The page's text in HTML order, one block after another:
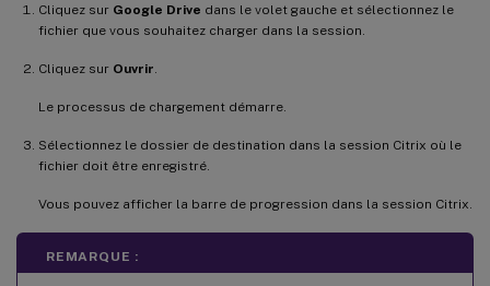
Cliquez sur Google Drive dans le volet gauche et sélectionnez le
fichier que vous souhaitez charger dans la session.
Cliquez sur Ouvrir
Le processus de chargement démarre.
Sélectionnez le dossier de destination dans la session Citrix où le
fichier doit être enregistré.
Vous pouvez afficher la barre de progression dans la session Citrix.
REMARQUE :